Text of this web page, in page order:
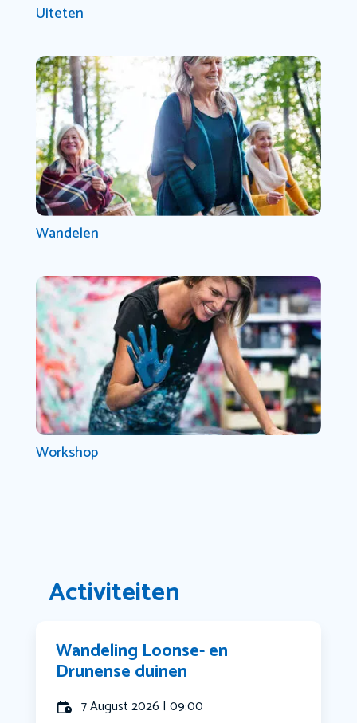
Uiteten
Wandelen
Workshop
Activiteiten
Wandeling Loonse- en
Drunense duinen
7 August 2026 | 09:00